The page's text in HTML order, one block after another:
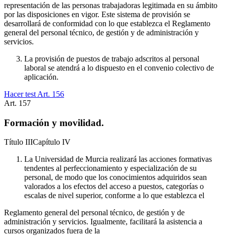
representación de las personas trabajadoras legitimada en su ámbito
por las disposiciones en vigor. Este sistema de provisión se
desarrollará de conformidad con lo que establezca el Reglamento
general del personal técnico, de gestión y de administración y
servicios.
La provisión de puestos de trabajo adscritos al personal
laboral se atendrá a lo dispuesto en el convenio colectivo de
aplicación.
Hacer test Art. 156
Art. 157
Formación y movilidad.
Título IIICapítulo IV
La Universidad de Murcia realizará las acciones formativas
tendentes al perfeccionamiento y especialización de su
personal, de modo que los conocimientos adquiridos sean
valorados a los efectos del acceso a puestos, categorías o
escalas de nivel superior, conforme a lo que establezca el
Reglamento general del personal técnico, de gestión y de
administración y servicios. Igualmente, facilitará la asistencia a
cursos organizados fuera de la